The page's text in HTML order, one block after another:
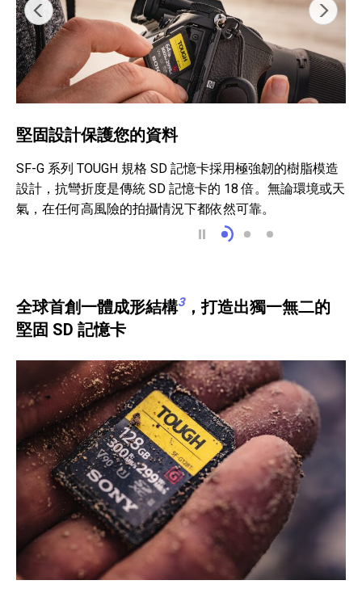
堅固設計保護您的資料
徹底阻絕泥土、髒
兼具穩固耐用
堅固設計保護您的資料
SF-G 系列 TOUGH 規格 SD 記憶卡採用極強韌的樹脂模造
設計，抗彎折度是傳統 SD 記憶卡的 18 倍。無論環境或天
氣，在任何高風險的拍攝情況下都依然可靠。
全球首創一體成形結構3，打造出獨一無二的
堅固 SD 記憶卡